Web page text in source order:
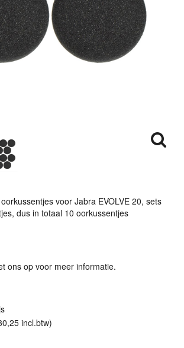
voor Jabra EVOLVE 20, sets
dus in totaal 10 oorkussentjes
ons op voor meer informatie.
,25 incl.btw)